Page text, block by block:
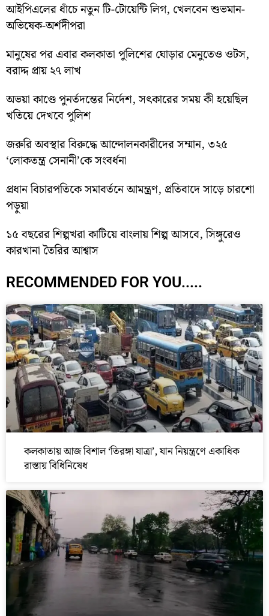
আইপিএলের ধাঁচে নতুন টি-টোয়েন্টি লিগ, খেলবেন শুভমান-
অভিষেক-অর্শদীপরা
মানুষের পর এবার কলকাতা পুলিশের ঘোড়ার মেনুতেও ওটস,
বরাদ্দ প্রায় ২৭ লাখ
অভয়া কাণ্ডে পুনর্তদন্তের নির্দেশ, সৎকারের সময় কী হয়েছিল
খতিয়ে দেখবে পুলিশ
জরুরি অবস্থার বিরুদ্ধে আন্দোলনকারীদের সম্মান, ৩২৫
‘লোকতন্ত্র সেনানী’কে সংবর্ধনা
প্রধান বিচারপতিকে সমাবর্তনে আমন্ত্রণ, প্রতিবাদে সাড়ে চারশো
পড়ুয়া
১৫ বছরের শিল্পখরা কাটিয়ে বাংলায় শিল্প আসবে, সিঙ্গুরেও
কারখানা তৈরির আশ্বাস
RECOMMENDED FOR YOU.....
কলকাতায় আজ বিশাল ‘তিরঙ্গা যাত্রা’, যান নিয়ন্ত্রণে একাধিক
রাস্তায় বিধিনিষেধ